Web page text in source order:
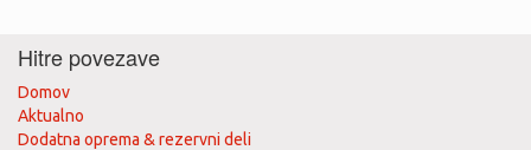
Hitre povezave
Domov
Aktualno
Dodatna oprema & rezervni deli